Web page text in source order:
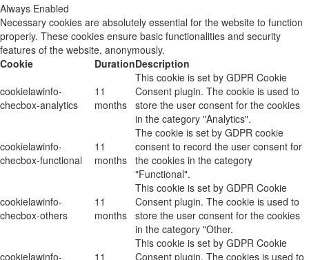
Always Enabled
Necessary cookies are absolutely essential for the website to function
properly. These cookies ensure basic functionalities and security
features of the website, anonymously.
Cookie
DurationDescription
cookielawinfo-
checbox-analytics
11
months
This cookie is set by GDPR Cookie
Consent plugin. The cookie is used to
store the user consent for the cookies
in the category "Analytics".
cookielawinfo-
checbox-functional
11
months
The cookie is set by GDPR cookie
consent to record the user consent for
the cookies in the category
"Functional".
cookielawinfo-
checbox-others
11
months
This cookie is set by GDPR Cookie
Consent plugin. The cookie is used to
store the user consent for the cookies
in the category "Other.
cookielawinfo-
11
This cookie is set by GDPR Cookie
Consent plugin. The cookies is used to